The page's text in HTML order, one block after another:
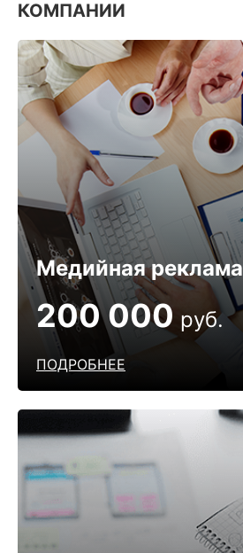
КОМПАНИИ
Медийная реклама
ПОДРОБНЕЕ
200 000 руб.